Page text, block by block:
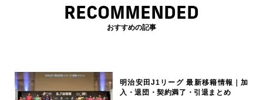
RECOMMENDED
おすすめの記事
明治安田J1リーグ 最新移籍情報｜加
入・退団・契約満了・引退まとめ